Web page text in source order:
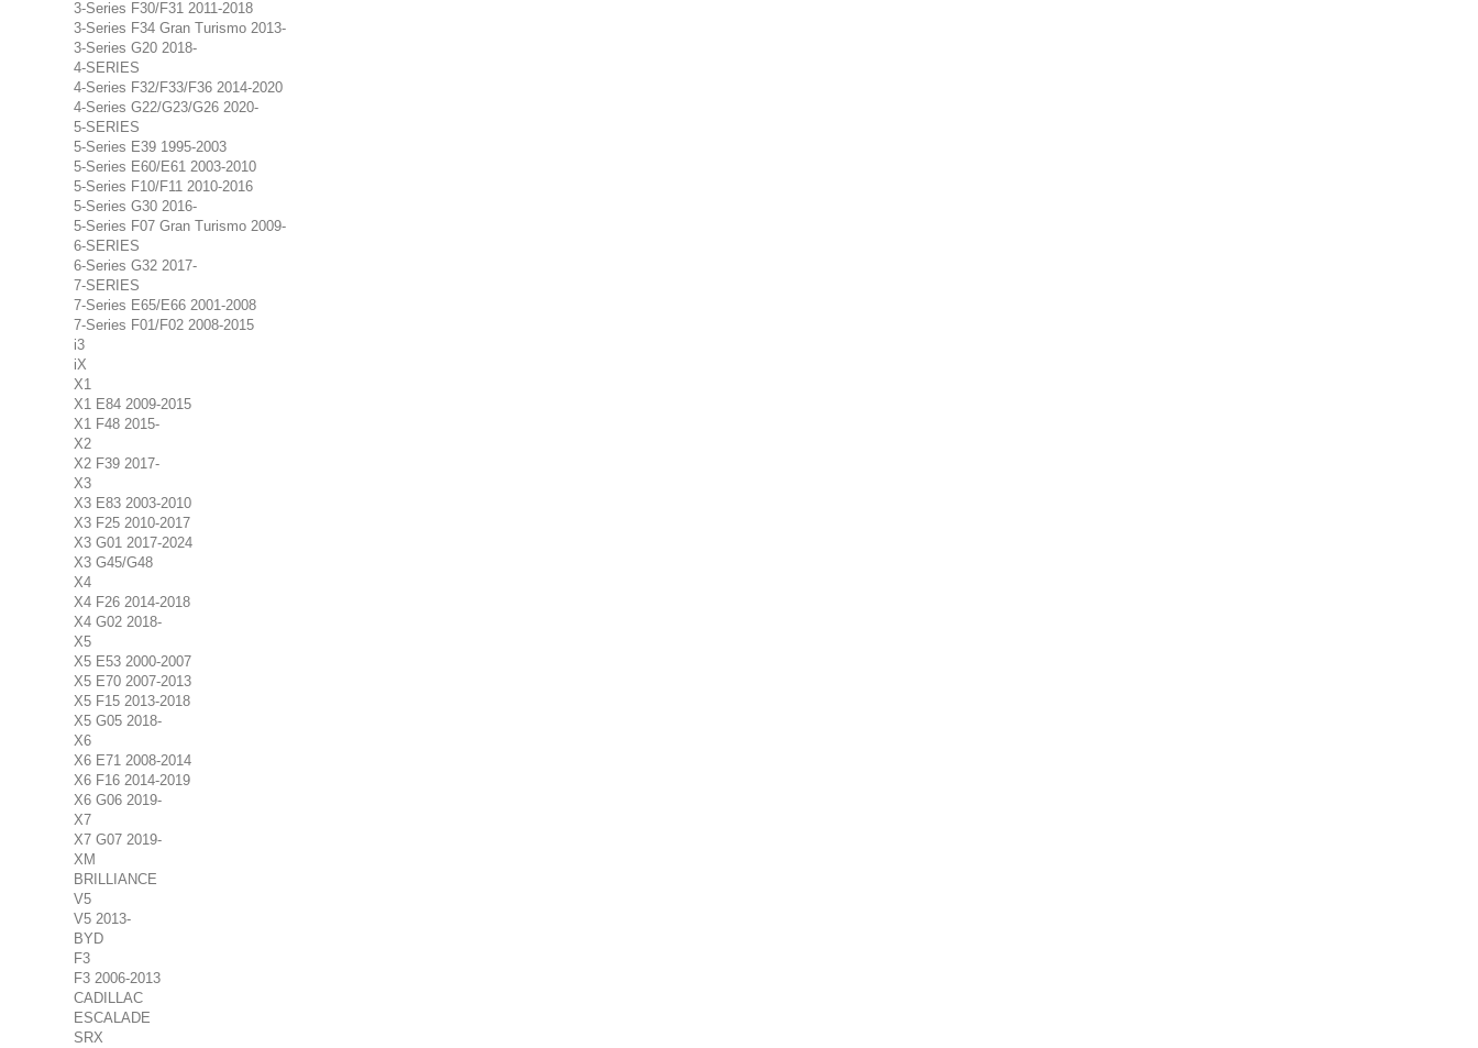
3-Series F30/F31 2011-2018
3-Series F34 Gran Turismo 2013-
3-Series G20 2018-
4-SERIES
4-Series F32/F33/F36 2014-2020
4-Series G22/G23/G26 2020-
5-SERIES
5-Series E39 1995-2003
5-Series E60/E61 2003-2010
5-Series F10/F11 2010-2016
5-Series G30 2016-
5-Series F07 Gran Turismo 2009-
6-SERIES
6-Series G32 2017-
7-SERIES
7-Series E65/E66 2001-2008
7-Series F01/F02 2008-2015
i3
iX
X1
X1 E84 2009-2015
X1 F48 2015-
X2
X2 F39 2017-
X3
X3 E83 2003-2010
X3 F25 2010-2017
X3 G01 2017-2024
X3 G45/G48
X4
X4 F26 2014-2018
X4 G02 2018-
X5
X5 E53 2000-2007
X5 E70 2007-2013
X5 F15 2013-2018
X5 G05 2018-
X6
X6 E71 2008-2014
X6 F16 2014-2019
X6 G06 2019-
X7
X7 G07 2019-
XM
BRILLIANCE
V5
V5 2013-
BYD
F3
F3 2006-2013
CADILLAC
ESCALADE
SRX